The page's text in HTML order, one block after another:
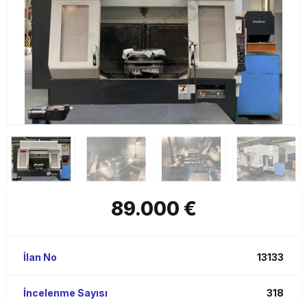
89.000 €
İlan No 13133
İncelenme Sayısı 318